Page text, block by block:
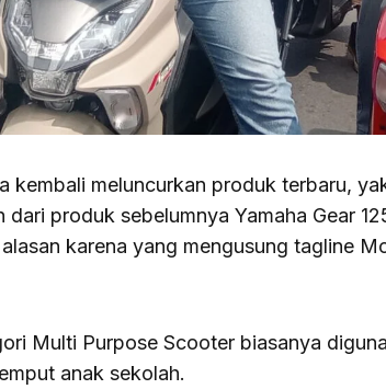
kembali meluncurkan produk terbaru,
produk sebelumnya Yamaha Gear
karena yang mengusung tagline
Multi Purpose Scooter biasanya
anak sekolah.